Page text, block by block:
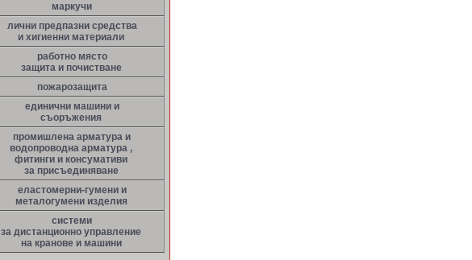
маркучи
лични предпазни средства
и хигиенни материали
работно място
защита и почистване
пожарозащита
единични машини и
съоръжения
промишлена арматура и
водопроводна арматура ,
фитинги и консумативи
за присъединяване
еластомерни-гумени и
металогумени изделия
системи
за дистанционно управление
на кранове и машини